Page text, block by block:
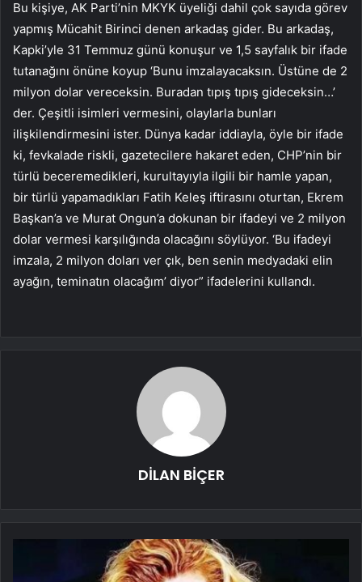
Bu kişiye, AK Parti’nin MKYK üyeliği dahil çok sayıda görev
yapmış Mücahit Birinci denen arkadaş gider. Bu arkadaş,
Kapki’yle 31 Temmuz günü konuşur ve 1,5 sayfalık bir ifade
tutanağını önüne koyup ‘Bunu imzalayacaksın. Üstüne de 2
milyon dolar vereceksin. Buradan tıpış tıpış gideceksin…’
der. Çeşitli isimleri vermesini, olaylarla bunları
ilişkilendirmesini ister. Dünya kadar iddiayla, öyle bir ifade
ki, fevkalade riskli, gazetecilere hakaret eden, CHP’nin bir
türlü beceremedikleri, kurultayıyla ilgili bir hamle yapan,
bir türlü yapamadıkları Fatih Keleş iftirasını oturtan, Ekrem
Başkan’a ve Murat Ongun’a dokunan bir ifadeyi ve 2 milyon
dolar vermesi karşılığında olacağını söylüyor. ‘Bu ifadeyi
imzala, 2 milyon doları ver çık, ben senin medyadaki elin
ayağın, teminatın olacağım’ diyor” ifadelerini kullandı.
DİLAN BİÇER